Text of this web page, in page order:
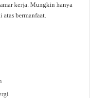
kerja. Mungkin hanya
bermanfaat.